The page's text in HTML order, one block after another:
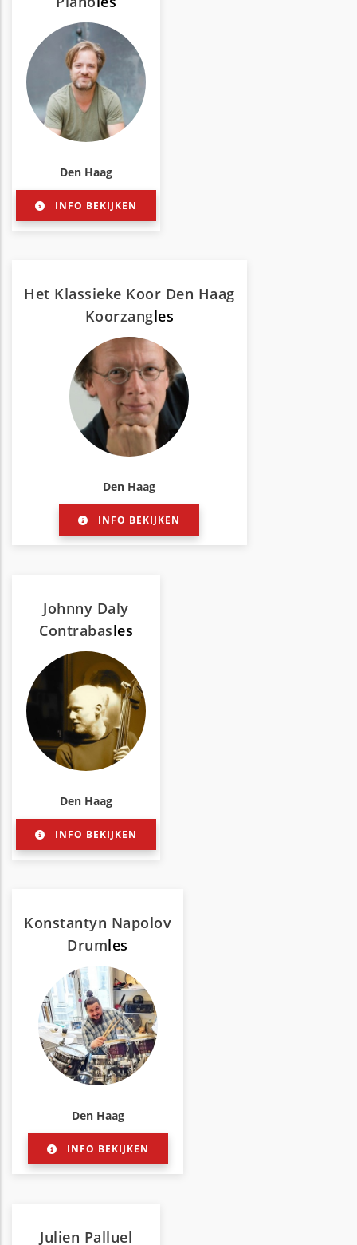
Den Haag
INFO BEKIJKEN
Het Klassieke Koor Den Haag
Koorzangles
Den Haag
INFO BEKIJKEN
Johnny Daly
Contrabasles
Den Haag
INFO BEKIJKEN
Konstantyn Napolov
Drumles
Den Haag
INFO BEKIJKEN
Julien Palluel